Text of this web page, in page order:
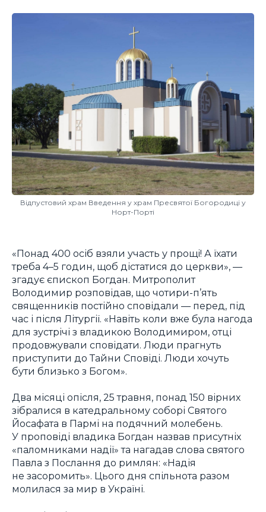
Відпустовий храм Введення у храм Пресвятої Богородиці у
Норт-Порті
«Понад 400 осіб взяли участь у прощі! А їхати
треба 4–5 годин, щоб дістатися до церкви», —
згадує єпископ Богдан. Митрополит
Володимир розповідав, що чотири-п’ять
священників постійно сповідали — перед, під
час і після Літургії. «Навіть коли вже була нагода
для зустрічі з владикою Володимиром, отці
продовжували сповідати. Люди прагнуть
приступити до Тайни Сповіді. Люди хочуть
бути близько з Богом».
Два місяці опісля, 25 травня, понад 150 вірних
зібралися в катедральному соборі Святого
Йосафата в Пармі на подячний молебень.
У проповіді владика Богдан назвав присутніх
«паломниками надії» та нагадав слова святого
Павла з Послання до римлян: «Надія
не засоромить». Цього дня спільнота разом
молилася за мир в Україні.